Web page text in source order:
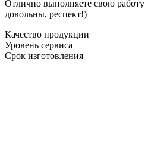
Отлично выполняете свою
довольны, респект!)
Качество продукции
Уровень сервиса
Срок изготовления